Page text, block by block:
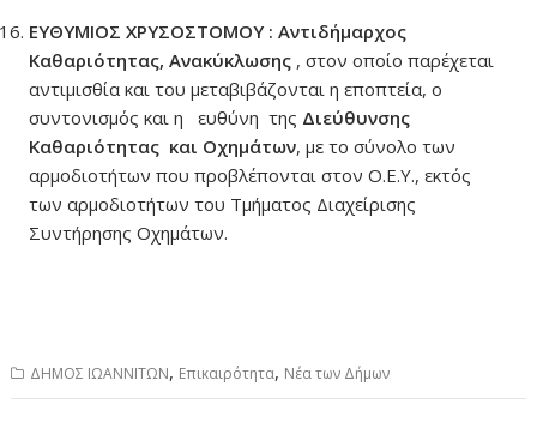
ΕΥΘΥΜΙΟΣ ΧΡΥΣΟΣΤΟΜΟΥ : Αντιδήμαρχος
Καθαριότητας, Ανακύκλωσης , στον οποίο παρέχεται
αντιμισθία και του μεταβιβάζονται η εποπτεία, ο
συντονισμός και η ευθύνη της Διεύθυνσης
Καθαριότητας και Οχημάτων, με το σύνολο των
αρμοδιοτήτων που προβλέπονται στον Ο.Ε.Υ., εκτός
των αρμοδιοτήτων του Τμήματος Διαχείρισης
Συντήρησης Οχημάτων.
ΔΗΜΟΣ ΙΩΑΝΝΙΤΩΝ, Επικαιρότητα, Νέα των Δήμων